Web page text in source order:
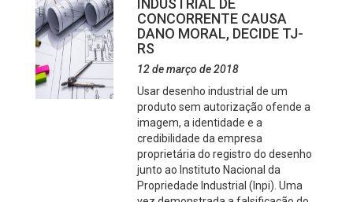
INDUSTRIAL DE
CONCORRENTE CAUSA
DANO MORAL, DECIDE TJ-
RS
12 de março de 2018
Usar desenho industrial de um
produto sem autorização ofende a
imagem, a identidade e a
credibilidade da empresa
proprietária do registro do desenho
junto ao Instituto Nacional da
Propriedade Industrial (Inpi). Uma